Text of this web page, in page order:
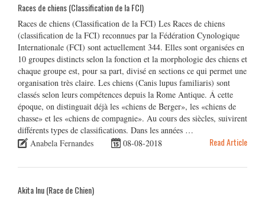
Races de chiens (Classification de la FCI)
Races de chiens (Classification de la FCI) Les Races de chiens
(classification de la FCI) reconnues par la Fédération Cynologique
Internationale (FCI) sont actuellement 344. Elles sont organisées en
10 groupes distincts selon la fonction et la morphologie des chiens et
chaque groupe est, pour sa part, divisé en sections ce qui permet une
organisation très claire. Les chiens (Canis lupus familiaris) sont
classés selon leurs compétences depuis la Rome Antique. Á cette
époque, on distinguait déjà les «chiens de Berger», les «chiens de
chasse» et les «chiens de compagnie». Au cours des siècles, suivirent
différents types de classifications. Dans les années …
Anabela Fernandes
08-08-2018 Read Article
Akita Inu (Race de Chien)